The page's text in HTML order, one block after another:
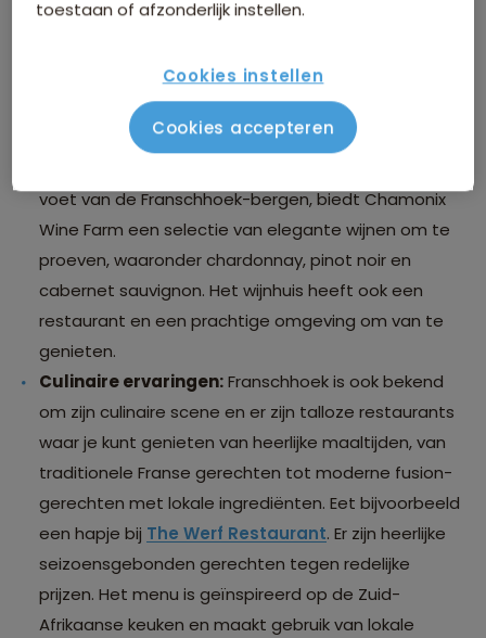
bekend om zijn uitstekende wijnen en er zijn talloze
wijngaarden en wijnhuizen waar je kunt genieten van
proeverijen en rondleidingen. Bezoek bijvoorbeeld
voet van de Franschhoek-bergen, biedt Chamonix
Wine Farm een selectie van elegante wijnen om te
proeven, waaronder chardonnay, pinot noir en
cabernet sauvignon. Het wijnhuis heeft ook een
restaurant en een prachtige omgeving om van te
genieten.
Culinaire ervaringen:Franschhoek is ook bekend
om zijn culinaire scene en er zijn talloze restaurants
waar je kunt genieten van heerlijke maaltijden, van
traditionele Franse gerechten tot moderne fusion-
gerechten met lokale ingrediënten. Eet bijvoorbeeld
een hapje bij The Werf Restaurant. Er zijn heerlijke
seizoensgebonden gerechten tegen redelijke
prijzen. Het menu is geïnspireerd op de Zuid-
Afrikaanse keuken en maakt gebruik van lokale
toestaan of afzonderlijk instellen.
Cookies instellen
Cookies accepteren